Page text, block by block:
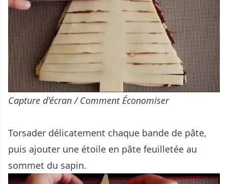
Capture d'écran / Comment Économiser
Torsader délicatement chaque bande de pâte,
puis ajouter une étoile en pâte feuilletée au
sommet du sapin.